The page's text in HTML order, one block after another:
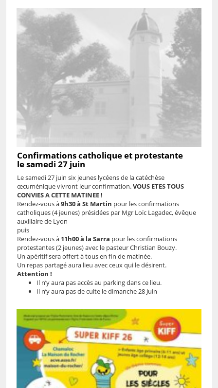
Confirmations catholique et protestante
le samedi 27 juin
Le samedi 27 juin six jeunes lycéens de la catéchèse
œcuménique vivront leur confirmation.VOUS ETES TOUS
CONVIES A CETTE MATINEE !
Rendez-vous à9h30 à St Martin pour les confirmations
catholiques (4 jeunes) présidées par Mgr Loïc Lagadec, évêque
auxiliaire de Lyon
puis
Rendez-vous à 11h00 à la Sarra pour les confirmations
protestantes (2 jeunes) avec le pasteur Christian Bouzy.
Un apéritif sera offert à tous en fin de matinée.
Un repas partagé aura lieu avec ceux qui le désirent.
Attention !
Il n’y aura pas accès au parking dans ce lieu.
Il n’y aura pas de culte le dimanche 28 Juin